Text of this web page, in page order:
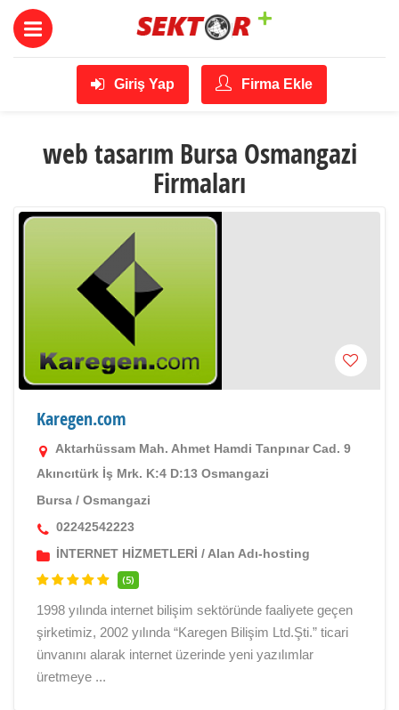
Giriş Yap Firma Ekle
web tasarım Bursa Osmangazi
Firmaları
Karegen.com
Aktarhüssam Mah. Ahmet Hamdi Tanpınar Cad. 9
Akıncıtürk İş Mrk. K:4 D:13 Osmangazi
Bursa / Osmangazi
02242542223
İNTERNET HİZMETLERİ / Alan Adı-hosting
(5)
1998 yılında internet bilişim sektöründe faaliyete geçen
şirketimiz, 2002 yılında “Karegen Bilişim Ltd.Şti.” ticari
ünvanını alarak internet üzerinde yeni yazılımlar
üretmeye ...